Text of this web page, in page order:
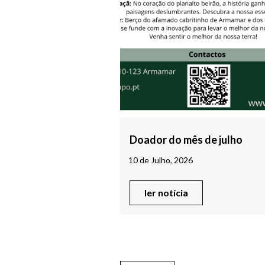
Doador do mês de julho
10 de Julho, 2026
ler notícia